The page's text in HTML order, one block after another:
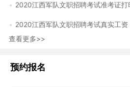
2020江西军队文职招聘考试准考证打
2020江西军队文职招聘考试真实工资，
查看更多>>
预约报名